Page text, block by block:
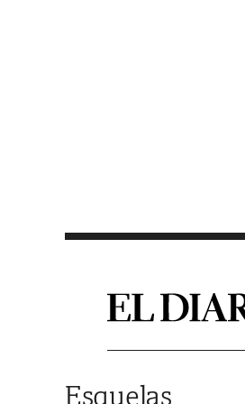
Esquelas